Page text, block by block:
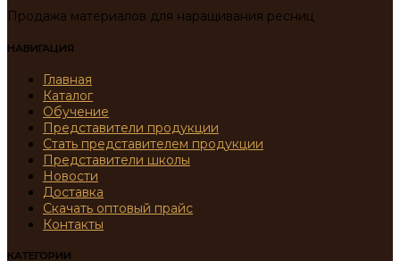
Продажа материалов для наращивания ресниц
НАВИГАЦИЯ
Главная
Каталог
Обучение
Представители продукции
Стать представителем продукции
Представители школы
Новости
Доставка
Скачать оптовый прайс
Контакты
КАТЕГОРИИ